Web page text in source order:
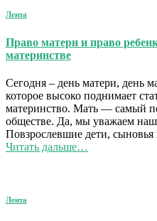
Лента
Право матери и право
материнстве
Сегодня – день матери, день
которое высоко поднимает
материнство. Мать — самый
обществе. Да, мы уважаем
Повзрослевшие дети,
Читать дальше…
Лента